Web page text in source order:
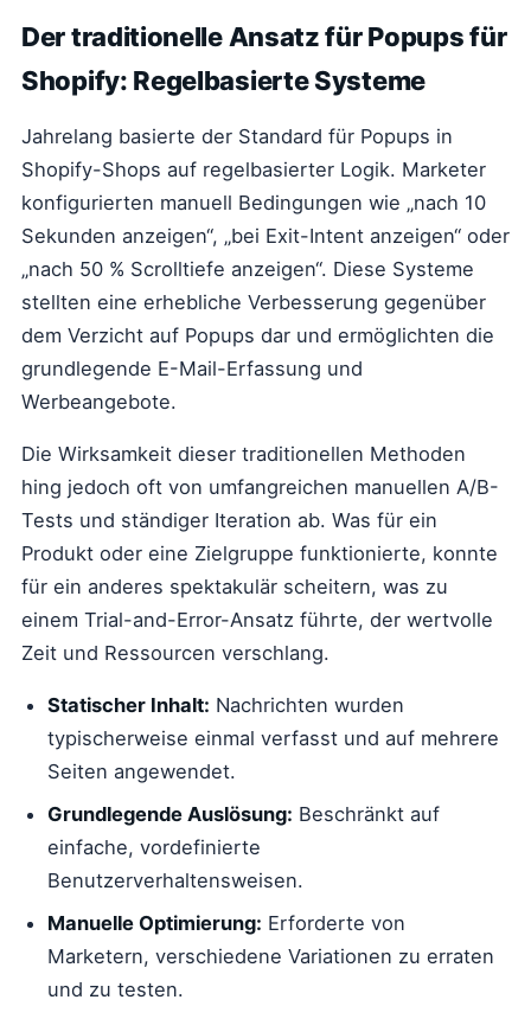
Der traditionelle Ansatz für Popups für
Shopify: Regelbasierte Systeme
Jahrelang basierte der Standard für Popups in
Shopify-Shops auf regelbasierter Logik. Marketer
konfigurierten manuell Bedingungen wie „nach 10
Sekunden anzeigen“, „bei Exit-Intent anzeigen“ oder
„nach 50 % Scrolltiefe anzeigen“. Diese Systeme
stellten eine erhebliche Verbesserung gegenüber
dem Verzicht auf Popups dar und ermöglichten die
grundlegende E-Mail-Erfassung und
Werbeangebote.
Die Wirksamkeit dieser traditionellen Methoden
hing jedoch oft von umfangreichen manuellen A/B-
Tests und ständiger Iteration ab. Was für ein
Produkt oder eine Zielgruppe funktionierte, konnte
für ein anderes spektakulär scheitern, was zu
einem Trial-and-Error-Ansatz führte, der wertvolle
Zeit und Ressourcen verschlang.
Statischer Inhalt: Nachrichten wurden
typischerweise einmal verfasst und auf mehrere
Seiten angewendet.
Grundlegende Auslösung: Beschränkt auf
einfache, vordefinierte
Benutzerverhaltensweisen.
Manuelle Optimierung: Erforderte von
Marketern, verschiedene Variationen zu erraten
und zu testen.